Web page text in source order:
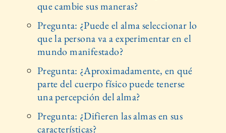
que cambie sus maneras?
Pregunta: ¿Puede el alma seleccionar lo
que la persona va a experimentar en el
mundo manifestado?
Pregunta: ¿Aproximadamente, en qué
parte del cuerpo físico puede tenerse
una percepción del alma?
Pregunta: ¿Difieren las almas en sus
características?